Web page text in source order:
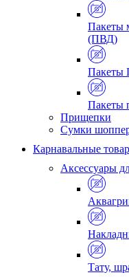
Пакеты
(ПВД)
Пакеты
Пакеты
Прищепки
Сумки
Карнавальные
Аксессуары
Тату,